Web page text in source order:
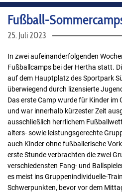
Fußball-
25. Juli 2023
In zwei aufeinanderfolgenden
Fußballcamps bei der Hertha statt.
auf dem Hauptplatz des Sportpark
überwiegend durch lizensierte
Das erste Camp wurde für Kinder
und war innerhalb kürzester Zeit
ausschließlich herrlichem
alters- sowie leistungsgerechte
auch Kinder ohne fußballerische
erste Stunde verbrachten die zwei
verschiedensten Fang- und
es meist ins Gruppenindividuelle-
Schwerpunkten, bevor vor dem